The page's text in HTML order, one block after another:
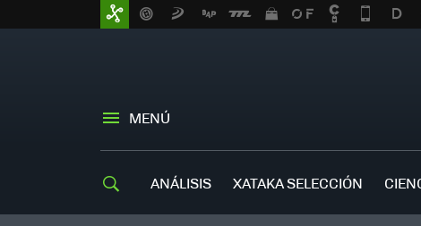
MENÚ
ANÁLISIS XATAKA SELECCIÓN